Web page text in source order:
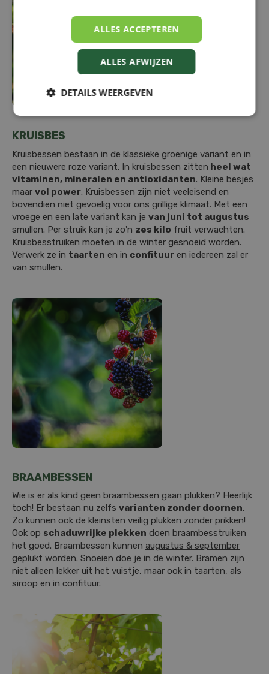
KRUISBES
Kruisbessen bestaan in de klassieke groenige variant en in
een nieuwere roze variant. In kruisbessen zitten heel wat
vitaminen, mineralen en antioxidanten. Kleine besjes
maar vol power. Kruisbessen zijn niet veeleisend en
bovendien niet gevoelig voor ons grillige klimaat. Met een
vroege en een late variant kan je van juni tot augustus
smullen. Per struik kan je zo'n zes kilo fruit verwachten.
Kruisbesstruiken moeten in de winter gesnoeid worden.
Verwerk ze in taarten en in confituur en iedereen zal er
van smullen.
BRAAMBESSEN
Wie is er als kind geen braambessen gaan plukken? Heerlijk
toch! Er bestaan nu zelfs varianten zonder doornen.
Zo kunnen ook de kleinsten veilig plukken zonder prikken!
Ook op schaduwrijke plekken doen braambesstruiken
het goed. Braambessen kunnen augustus & september
geplukt worden. Snoeien doe je in de winter. Bramen zijn
niet alleen lekker uit het vuistje, maar ook in taarten, als
siroop en in confituur.
ALLES ACCEPTEREN
ALLES AFWIJZEN
DETAILS WEERGEVEN